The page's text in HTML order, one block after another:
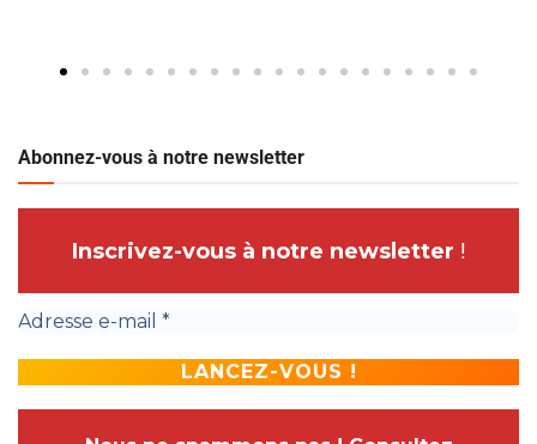
Abonnez-vous à notre newsletter
Inscrivez-vous à notre newsletter !